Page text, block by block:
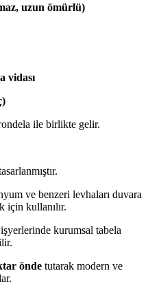
uzun ömürlü)
vidası
ile birlikte gelir.
ve benzeri levhaları duvara
için kullanılır.
kurumsal tabela
önde tutarak modern ve